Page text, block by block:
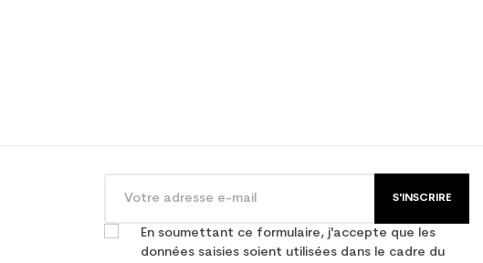
S'INSCRIRE
En soumettant ce formulaire, j'accepte que les
données saisies soient utilisées dans le cadre du